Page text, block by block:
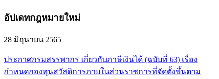
อัปเดทกฎหมายใหม่
28 มิถุนายน 2565
ประกาศกรมสรรพากร เกี่ยวกับภาษีเงินได้ (ฉบับที่ 63) เรื่อง
กำหนดกองทุนสวัสดิการภายในส่วนราชการที่จัดตั้งขึ้นตาม